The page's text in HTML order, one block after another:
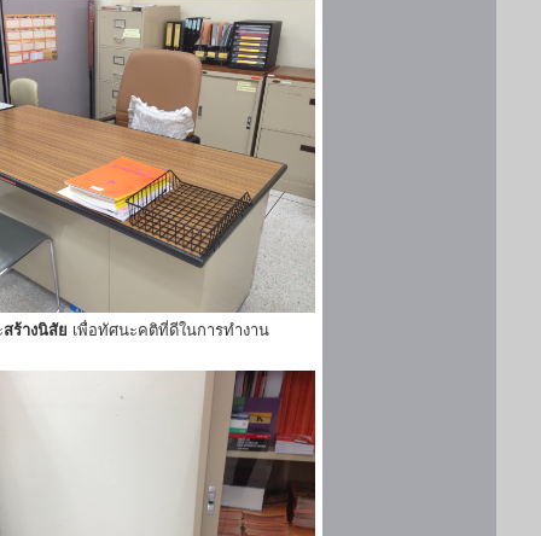
สร้างนิสัย เพื่อทัศนะคติที่ดีในการทำงาน